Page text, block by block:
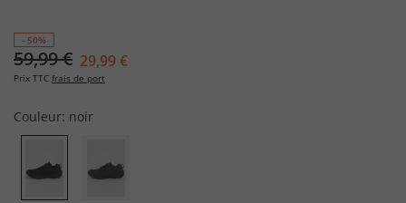
- 50%
59,99 € 29,99 €
Prix TTC frais de port
Couleur: noir